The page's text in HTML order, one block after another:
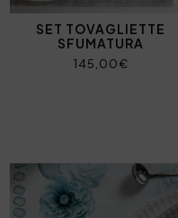
SET TOVAGLIETTE
SFUMATURA
145,00€